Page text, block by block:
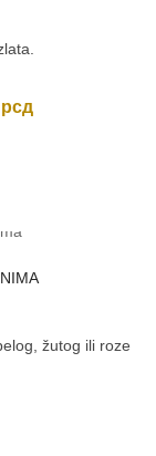
рсд
žutog ili roze